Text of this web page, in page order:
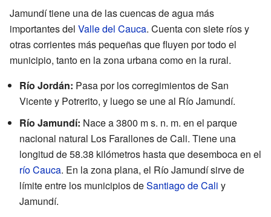
Jamundí tiene una de las cuencas de agua más
importantes del Valle del Cauca. Cuenta con siete ríos y
otras corrientes más pequeñas que fluyen por todo el
municipio, tanto en la zona urbana como en la rural.
Río Jordán: Pasa por los corregimientos de San
Vicente y Potrerito, y luego se une al Río Jamundí.
Río Jamundí: Nace a 3800 m s. n. m. en el parque
nacional natural Los Farallones de Cali. Tiene una
longitud de 58.38 kilómetros hasta que desemboca en el
río Cauca. En la zona plana, el Río Jamundí sirve de
límite entre los municipios deSantiago de Cali y
Jamundí.